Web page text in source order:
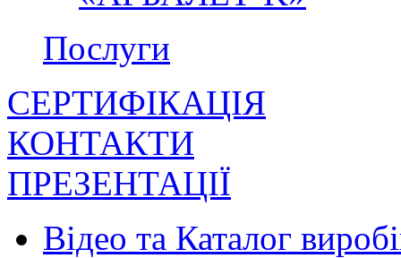
Послуги
СЕРТИФІКАЦІЯ
КОНТАКТИ
ПРЕЗЕНТАЦІЇ
Відео та Каталог